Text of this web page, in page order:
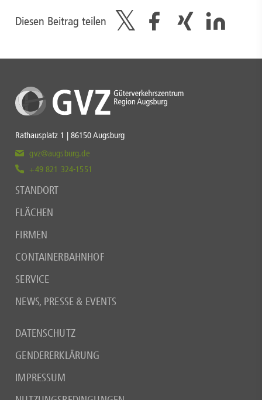
Diesen Beitrag teilen
Rathausplatz 1 | 86150 Augsburg
gvz@augsburg.de
+49 821 324-1551
STANDORT
FLÄCHEN
FIRMEN
CONTAINERBAHNHOF
SERVICE
NEWS, PRESSE & EVENTS
DATENSCHUTZ
GENDERERKLÄRUNG
IMPRESSUM